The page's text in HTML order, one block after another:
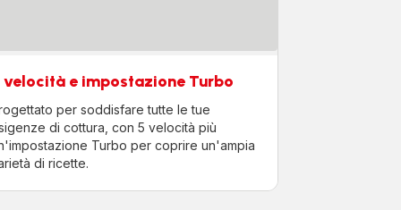
velocità e impostazione Turbo
per soddisfare tutte le tue
di cottura, con 5 velocità più
Turbo per coprire un'ampia
di ricette.